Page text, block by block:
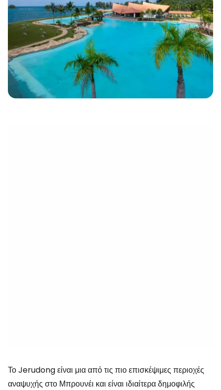
Το Jerudong είναι μια από τις πιο επισκέψιμες περιοχές
αναψυχής στο Μπρουνέι και είναι ιδιαίτερα δημοφιλής